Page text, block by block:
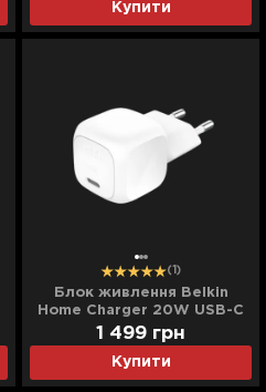
Купити
(1)
Блок живлення Belkin
Home Charger 20W USB-C
PD (White)
(WCA009KQWH)
Купити
1 499 грн